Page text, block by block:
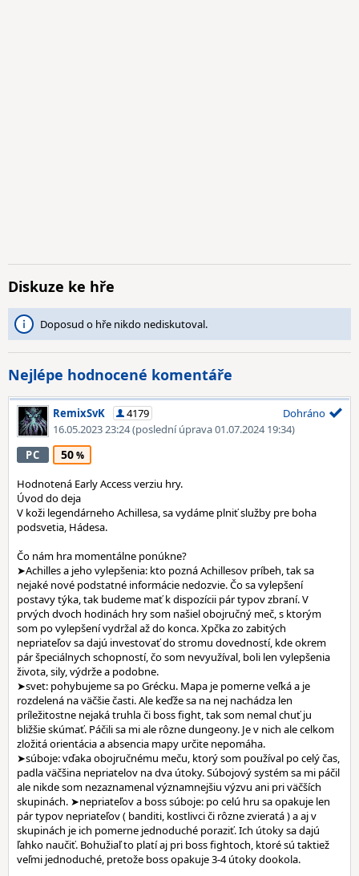
Diskuze ke hře
Doposud o hře nikdo nediskutoval.
Nejlépe hodnocené komentáře
RemixSvK
4179
16.05.2023 23:24(poslední úprava 01.07.2024 19:34)
Dohráno
PC 50
Hodnotená Early Access verziu hry.
Úvod do deja
V koži legendárneho Achillesa, sa vydáme plniť služby pre boha
podsvetia, Hádesa.
Čo nám hra momentálne ponúkne?
➤Achilles a jeho vylepšenia: kto pozná Achillesov príbeh, tak sa
nejaké nové podstatné informácie nedozvie. Čo sa vylepšení
postavy týka, tak budeme mať k dispozícii pár typov zbraní. V
prvých dvoch hodinách hry som našiel obojručný meč, s ktorým
som po vylepšení vydržal až do konca. Xpčka zo zabitých
nepriateľov sa dajú investovať do stromu dovedností, kde okrem
pár špeciálnych schopností, čo som nevyužíval, boli len vylepšenia
života, sily, výdrže a podobne.
➤svet: pohybujeme sa po Grécku. Mapa je pomerne veľká a je
rozdelená na väčšie časti. Ale keďže sa na nej nachádza len
príležitostne nejaká truhla či boss fight, tak som nemal chuť ju
bližšie skúmať. Páčili sa mi ale rôzne dungeony. Je v nich ale celkom
zložitá orientácia a absencia mapy určite nepomáha.
➤súboje: vďaka obojručnému meču, ktorý som používal po celý čas,
padla väčšina nepriatelov na dva útoky. Súbojový systém sa mi páčil
ale nikde som nezaznamenal významnejšiu výzvu ani pri väčších
skupinách. ➤nepriateľov a boss súboje: po celú hru sa opakuje len
pár typov nepriateľov ( banditi, kostlivci či rôzne zvieratá ) a aj v
skupinách je ich pomerne jednoduché poraziť. Ich útoky sa dajú
ľahko naučiť. Bohužiaľ to platí aj pri boss fightoch, ktoré sú taktiež
veľmi jednoduché, pretože boss opakuje 3-4 útoky dookola.